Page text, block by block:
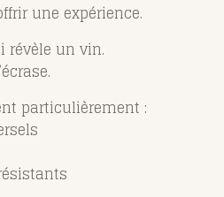
une expérience.
révèle un vin.
particulièrement :